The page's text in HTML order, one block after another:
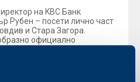
на KBC Банк
Рубен – посети лично част
и Стара Загора.
официално
и клиенти. По този
на КВС Банк в